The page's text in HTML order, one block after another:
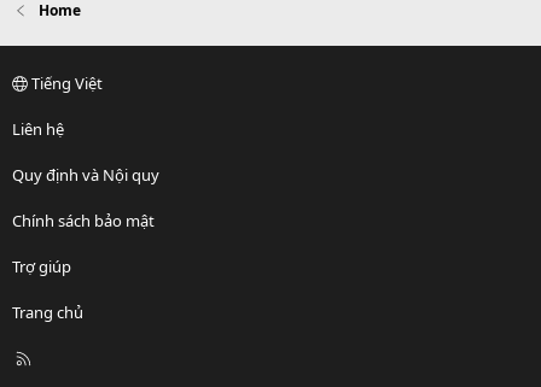
Home
Tiếng Việt
Liên hệ
Quy định và Nội quy
Chính sách bảo mật
Trợ giúp
Trang chủ
R